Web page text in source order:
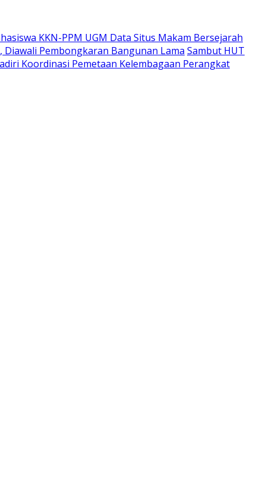
KKN-PPM UGM Data Situs Makam Bersejarah
Diawali Pembongkaran Bangunan Lama Sambut HUT
Koordinasi Pemetaan Kelembagaan Perangkat